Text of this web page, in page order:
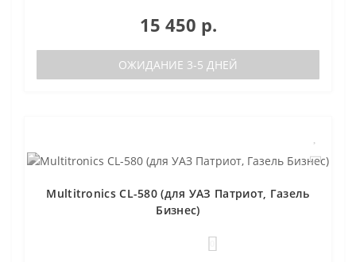
15 450 р.
ОЖИДАНИЕ 3-5 ДНЕЙ
Multitronics CL-580 (для УАЗ Патриот, Газель
Бизнес)